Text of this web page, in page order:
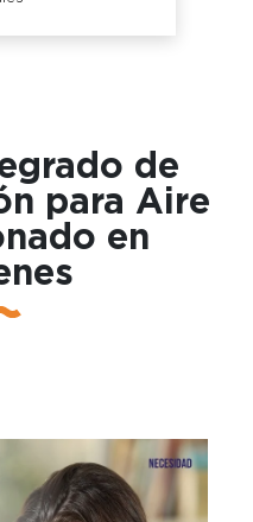
de
para Aire
en